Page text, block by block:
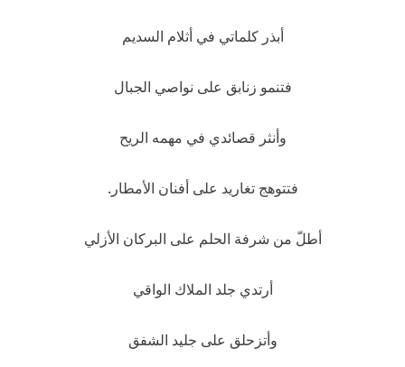
أبذر كلماتي في أثلام السديم
فتنمو زنابق على نواصي الجبال
وأنثر قصائدي في مهمه الريح
فتتوهج تغاريد على أفنان الأمطار.
أطلّ من شرفة الحلم على البركان الأزلي
أرتدي جلد الملاك الواقي
وأتزحلق على جليد الشفق